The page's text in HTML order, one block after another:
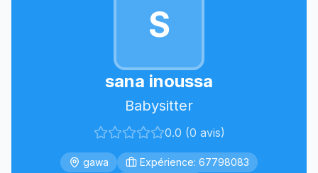
S
sana inoussa
Babysitter
0.0 (0 avis)
gawa
Expérience: 67798083